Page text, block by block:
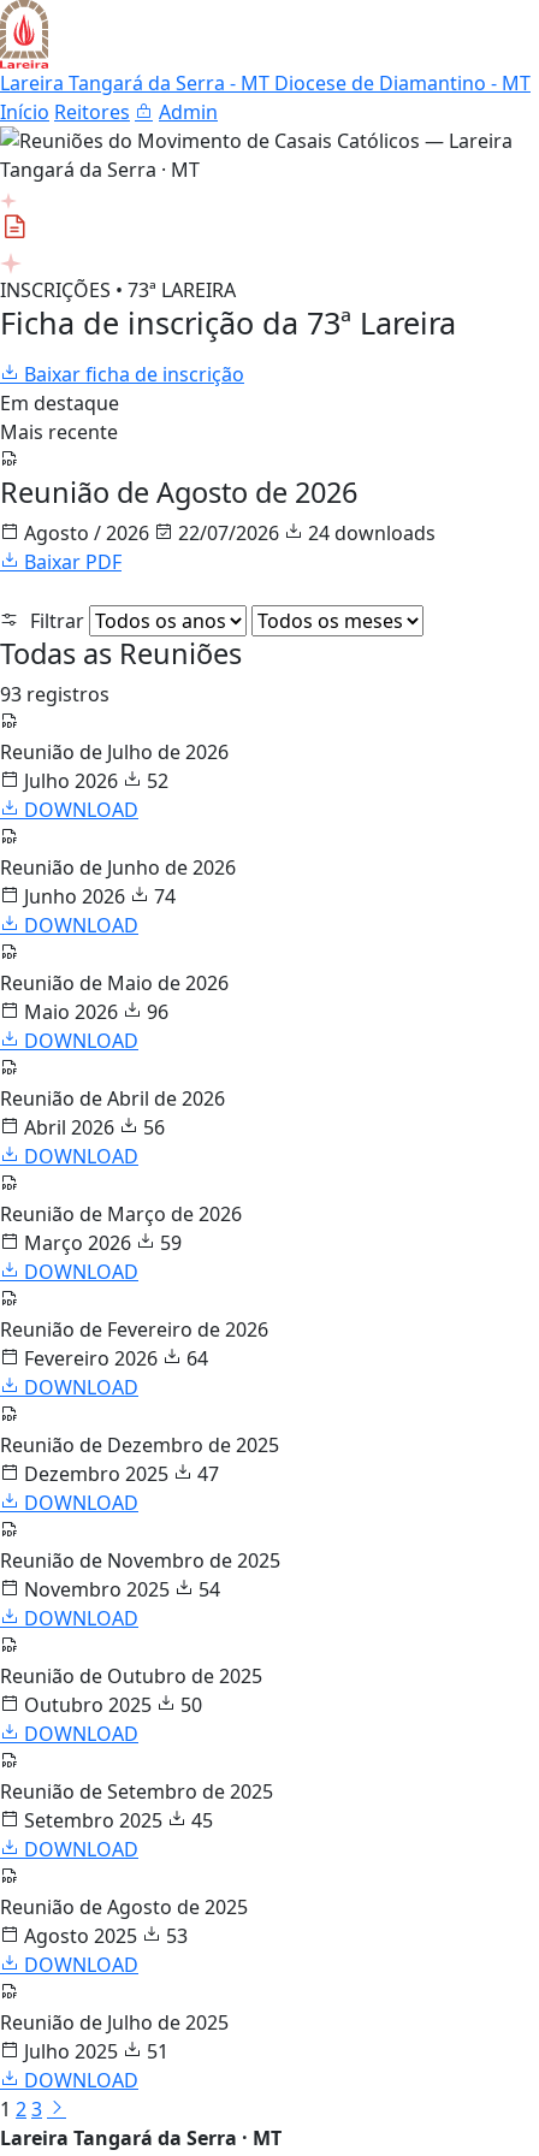
Lareira Tangará da Serra - MT Diocese de Diamantino - MT
Início Reitores Admin
INSCRIÇÕES • 73ª LAREIRA
Ficha de inscrição da 73ª Lareira
Baixar ficha de inscrição
Em destaque
Mais recente
Reunião de Agosto de 2026
Agosto / 2026 22/07/2026
24 downloads
Baixar PDF
Filtrar
Todas as Reuniões
93 registros
Reunião de Julho de 2026
Julho 2026
52
DOWNLOAD
Reunião de Junho de 2026
Junho 2026
74
DOWNLOAD
Reunião de Maio de 2026
Maio 2026
96
DOWNLOAD
Reunião de Abril de 2026
Abril 2026
56
DOWNLOAD
Reunião de Março de 2026
Março 2026
59
DOWNLOAD
Reunião de Fevereiro de 2026
Fevereiro 2026
64
DOWNLOAD
Reunião de Dezembro de 2025
Dezembro 2025
47
DOWNLOAD
Reunião de Novembro de 2025
Novembro 2025
54
DOWNLOAD
Reunião de Outubro de 2025
Outubro 2025
50
DOWNLOAD
Reunião de Setembro de 2025
Setembro 2025
45
DOWNLOAD
Reunião de Agosto de 2025
Agosto 2025
53
DOWNLOAD
Reunião de Julho de 2025
Julho 2025
51
DOWNLOAD
1 23
Lareira Tangará da Serra · MT